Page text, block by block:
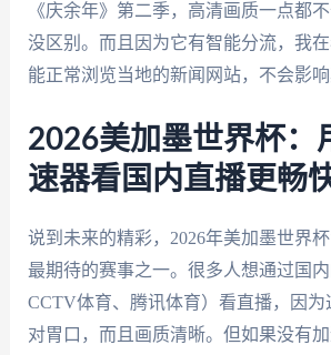
《庆余年》第二季，高清画质一点都
没区别。而且因为它有智能分流，我
能正常浏览当地的新闻网站，不会影响
2026美加墨世界杯：
速器看国内直播更畅
说到未来的精彩，2026年美加墨世界
最期待的赛事之一。很多人想通过国
CCTV体育、腾讯体育）看直播，因为
对胃口，而且画质清晰。但如果没有